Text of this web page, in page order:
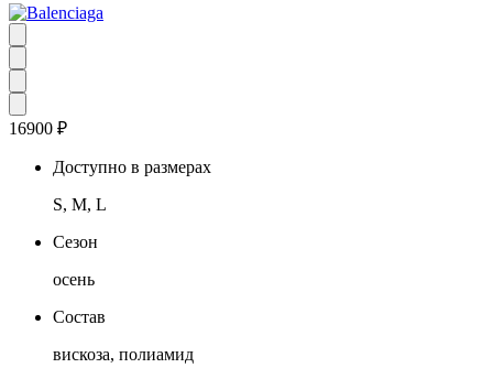
16900 ₽
Доступно в размерах
S, M, L
Сезон
осень
Состав
вискоза, полиамид